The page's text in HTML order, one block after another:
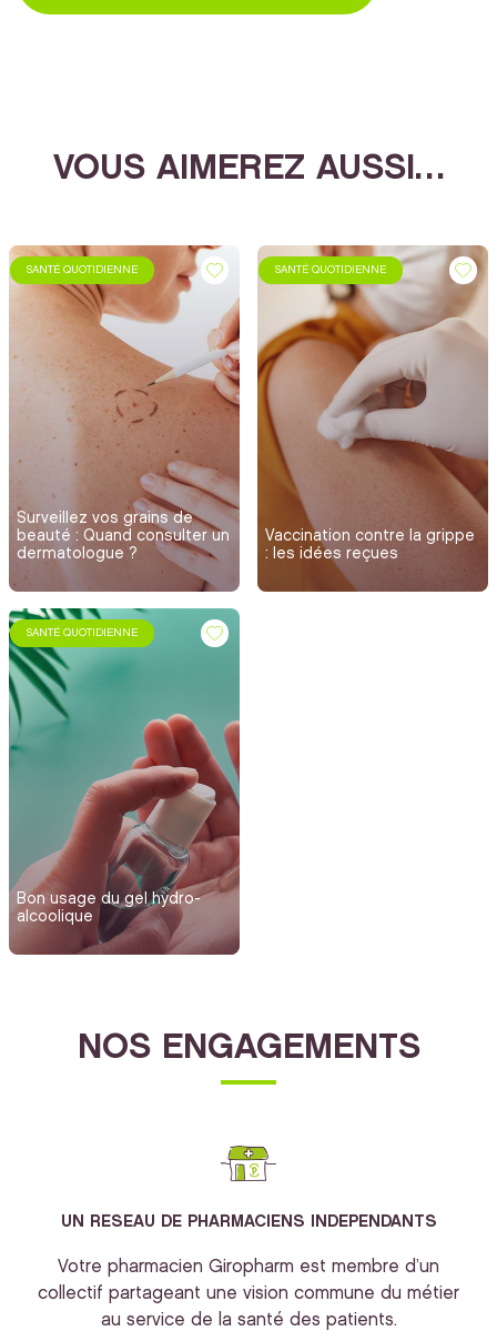
VOUS AIMEREZ AUSSI…
SANTÉ QUOTIDIENNE
Surveillez vos grains de
beauté : Quand consulter un
dermatologue ?
SANTÉ QUOTIDIENNE
Vaccination contre la grippe
: les idées reçues
SANTÉ QUOTIDIENNE
Bon usage du gel hydro-
alcoolique
NOS ENGAGEMENTS
UN RESEAU DE PHARMACIENS INDEPENDANTS
Votre pharmacien Giropharm est membre d’un
collectif partageant une vision commune du métier
au service de la santé des patients.